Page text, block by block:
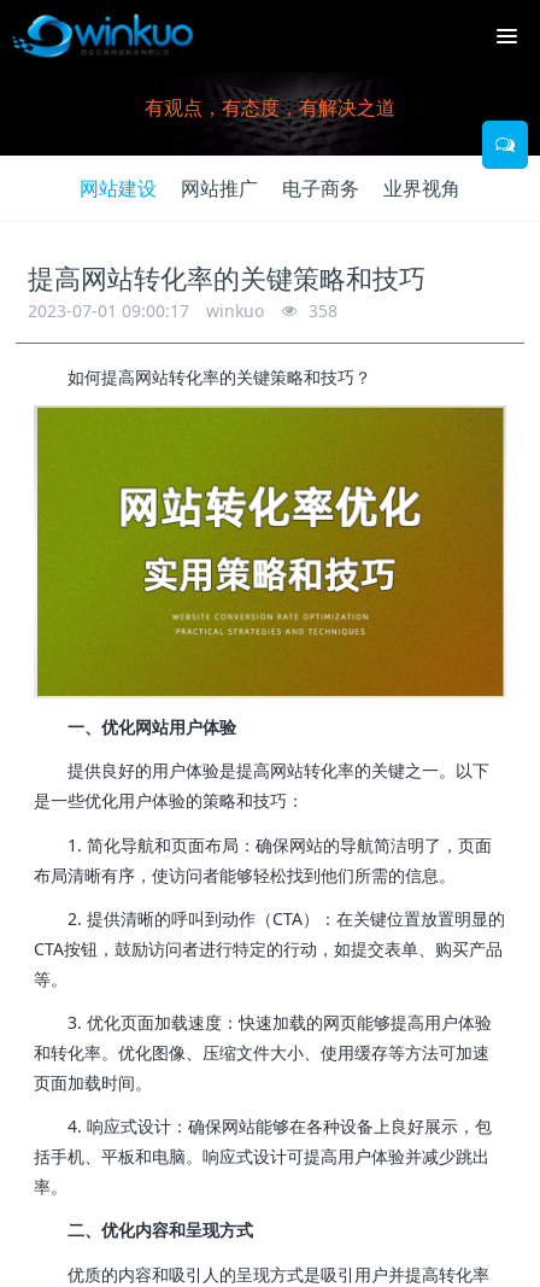
有观点，有态度，有解决之道
网站建设 网站推广 电子商务 业界视角
提高网站转化率的关键策略和技巧
2023-07-01 09:00:17 winkuo 358
如何提高网站转化率的关键策略和技巧？
一、优化网站用户体验
提供良好的用户体验是提高网站转化率的关键之一。以下
是一些优化用户体验的策略和技巧：
1. 简化导航和页面布局：确保网站的导航简洁明了，页面
布局清晰有序，使访问者能够轻松找到他们所需的信息。
2. 提供清晰的呼叫到动作（CTA）：在关键位置放置明显的
CTA按钮，鼓励访问者进行特定的行动，如提交表单、购买产品
等。
3. 优化页面加载速度：快速加载的网页能够提高用户体验
和转化率。优化图像、压缩文件大小、使用缓存等方法可加速
页面加载时间。
4. 响应式设计：确保网站能够在各种设备上良好展示，包
括手机、平板和电脑。响应式设计可提高用户体验并减少跳出
率。
二、优化内容和呈现方式
优质的内容和吸引人的呈现方式是吸引用户并提高转化率